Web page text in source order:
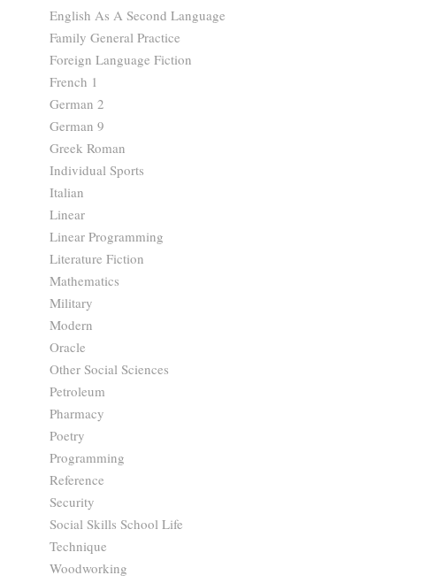
English As A Second Language
Family General Practice
Foreign Language Fiction
French 1
German 2
German 9
Greek Roman
Individual Sports
Italian
Linear
Linear Programming
Literature Fiction
Mathematics
Military
Modern
Oracle
Other Social Sciences
Petroleum
Pharmacy
Poetry
Programming
Reference
Security
Social Skills School Life
Technique
Woodworking